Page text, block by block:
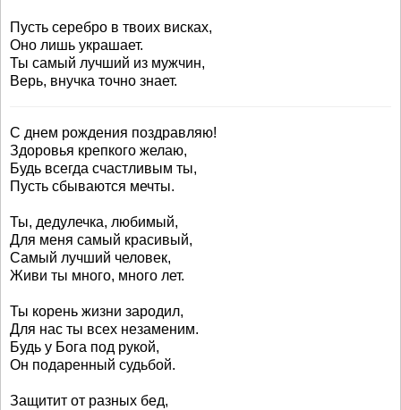
Пусть серебро в твоих висках,
Оно лишь украшает.
Ты самый лучший из мужчин,
Верь, внучка точно знает.
С днем рождения поздравляю!
Здоровья крепкого желаю,
Будь всегда счастливым ты,
Пусть сбываются мечты.
Ты, дедулечка, любимый,
Для меня самый красивый,
Самый лучший человек,
Живи ты много, много лет.
Ты корень жизни зародил,
Для нас ты всех незаменим.
Будь у Бога под рукой,
Он подаренный судьбой.
Защитит от разных бед,